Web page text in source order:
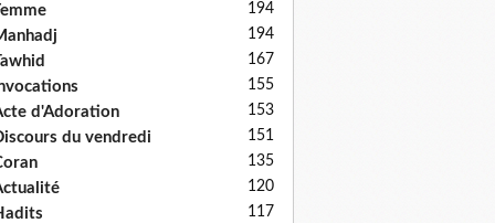
194
194
167
155
d'Adoration 153
du vendredi 151
135
120
117